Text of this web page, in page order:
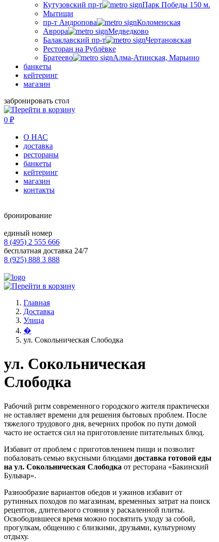
Кутузовский пр-т
Парк Победы 150 м.
Мытищи
пр-т Андропова
Коломенская
Аврора
Медведково
Балаклавский пр-т
Чертановская
Ресторан на Рублёвке
Братеево
Алма-Атинская, Марьино
банкеты
кейтеринг
магазин
забронировать стол
0 ₽
О НАС
доставка
рестораны
банкеты
кейтеринг
магазин
контакты
бронирование
единый номер
8 (495) 2 555 666
бесплатная доставка 24/7
8 (925) 888 3 888
Главная
Доставка
Улица
�
ул. Сокольническая Слободка
ул. Сокольническая
Слободка
Рабочий ритм современного городского жителя практически
не оставляет времени для решения бытовых проблем. После
тяжелого трудового дня, вечерних пробок по пути домой
часто не остается сил на приготовление питательных блюд.
Избавит от проблем с приготовлением пищи и позволит
побаловать семью вкусными блюдами доставка готовой еды
на ул. Сокольническая Слободка от ресторана «Бакинский
Бульвар».
Разнообразие вариантов обедов и ужинов избавит от
рутинных походов по магазинам, временных затрат на поиск
рецептов, длительного стояния у раскаленной плиты.
Освободившееся время можно посвятить уходу за собой,
прогулкам, общению с близкими, друзьями, культурному
отдыху.